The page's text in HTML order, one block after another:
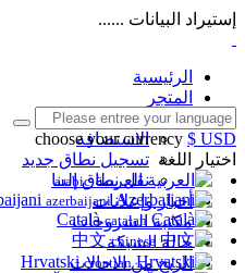
إستيراد البيانات ......
الرئيسية
المتجر
تصفح الكل
الاستضافة
تسجيل نطاق جديد
نقل نطاق إلينا
أخبار وإعلانات
مكتبة الشروحات
حالة الشبكة
الربح من الاحالات
choose your currency $ USD
اختيار اللغة
العربيةarabic
Azerbaijani
azerbaijani
catalan
chinese
Hrvatski
croatian